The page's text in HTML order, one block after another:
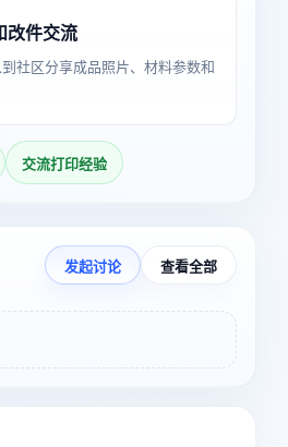
改件交流
社区分享成品照片、材料参数和
交流打印经验
发起讨论 查看全部